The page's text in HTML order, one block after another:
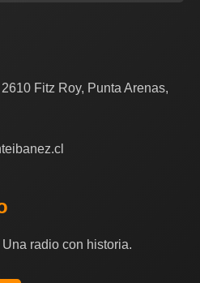
Fitz Roy, Punta Arenas,
radio con historia.